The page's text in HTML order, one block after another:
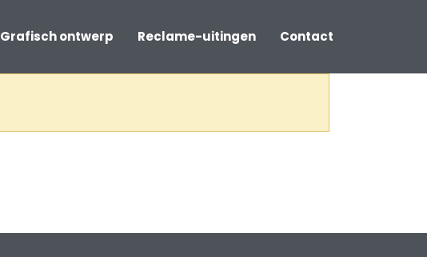
Grafisch ontwerp Reclame-uitingen Contact